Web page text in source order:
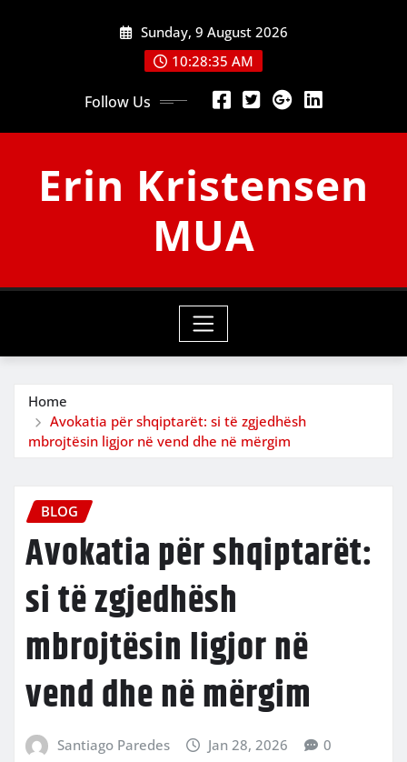
Sunday, 9 August 2026
10:28:35 AM
Follow Us
Erin Kristensen
MUA
Home
Avokatia për shqiptarët: si të zgjedhësh
mbrojtësin ligjor në vend dhe në mërgim
BLOG
Avokatia për shqiptarët:
si të zgjedhësh
mbrojtësin ligjor në
vend dhe në mërgim
Santiago Paredes Jan 28, 2026 0